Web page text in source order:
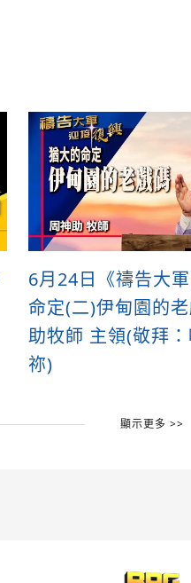
6月24日《禱告大
命定(二)伊甸園的
助牧師 主領(敬拜
祢)
顯示更多 >>